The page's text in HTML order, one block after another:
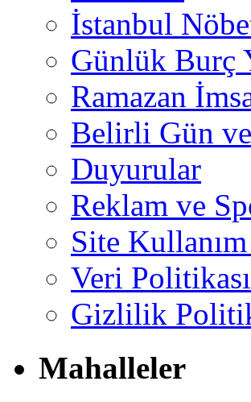
İstanbul
Günlük Burç
Ramazan
Belirli Gün
Duyurular
Reklam ve
Site
Veri Politikası
Gizlilik
Mahalleler